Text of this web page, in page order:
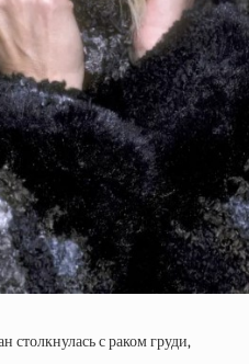
столкнулась с раком груди,